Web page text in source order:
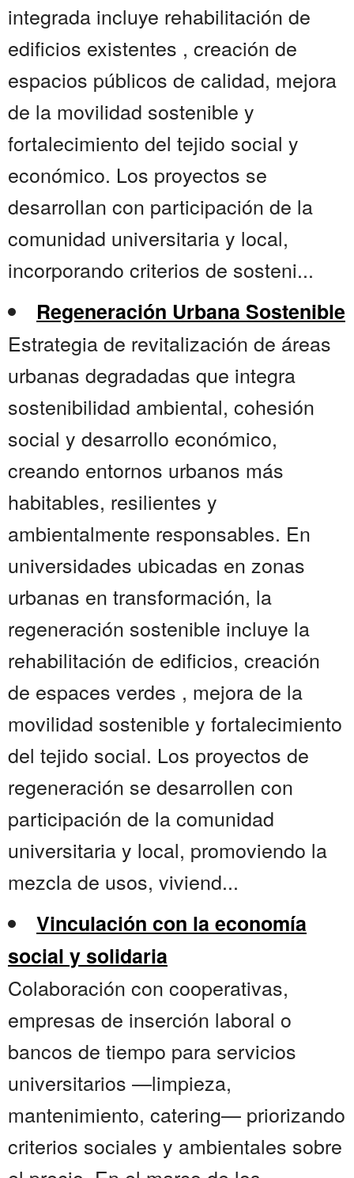
integrada incluye rehabilitación de
edificios existentes , creación de
espacios públicos de calidad, mejora
de la movilidad sostenible y
fortalecimiento del tejido social y
económico. Los proyectos se
desarrollan con participación de la
comunidad universitaria y local,
incorporando criterios de sosteni...
Regeneración Urbana Sostenible
Estrategia de revitalización de áreas
urbanas degradadas que integra
sostenibilidad ambiental, cohesión
social y desarrollo económico,
creando entornos urbanos más
habitables, resilientes y
ambientalmente responsables. En
universidades ubicadas en zonas
urbanas en transformación, la
regeneración sostenible incluye la
rehabilitación de edificios, creación
de espaces verdes , mejora de la
movilidad sostenible y fortalecimiento
del tejido social. Los proyectos de
regeneración se desarrollen con
participación de la comunidad
universitaria y local, promoviendo la
mezcla de usos, viviend...
Vinculación con la economía
social y solidaria
Colaboración con cooperativas,
empresas de inserción laboral o
bancos de tiempo para servicios
universitarios —limpieza,
mantenimiento, catering— priorizando
criterios sociales y ambientales sobre